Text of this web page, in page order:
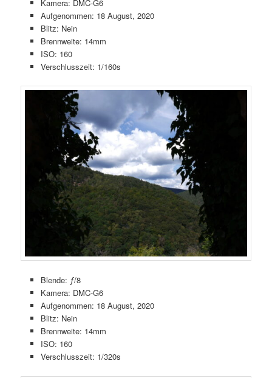
Kamera: DMC-G6
Aufgenommen: 18 August, 2020
Blitz: Nein
Brennweite: 14mm
ISO: 160
Verschlusszeit: 1/160s
Blende: ƒ/8
Kamera: DMC-G6
Aufgenommen: 18 August, 2020
Blitz: Nein
Brennweite: 14mm
ISO: 160
Verschlusszeit: 1/320s